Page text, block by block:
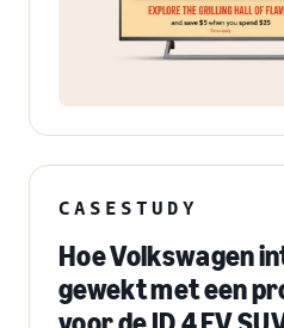
CASESTUDY
Hoe Volkswagen
gewekt met een